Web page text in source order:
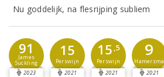
Nu goddelijk, na flesrijping subliem
91
James
Suckling
2023
15
Perswijn
2021
15 ,5
Perswijn
2021
9
Hamersma
2021